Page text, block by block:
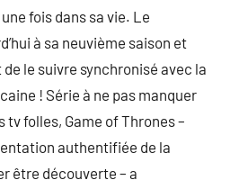
fois dans sa vie. Le
à sa neuvième saison et
le suivre synchronisé avec la
! Série à ne pas manquer
folles, Game of Thrones –
authentifiée de la
être découverte – a